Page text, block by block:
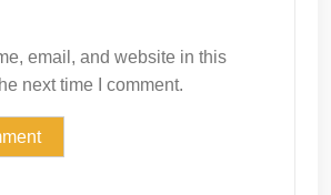
email, and website in this
next time I comment.